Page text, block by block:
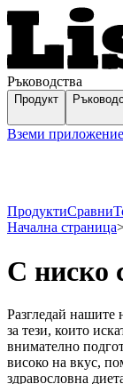
Ръководства
Продукт
Вземи
ПродуктиСравни
Начална страница
С ниско
Разгледай нашите
за тези, които
внимателно
високо на вкус,
здравословна